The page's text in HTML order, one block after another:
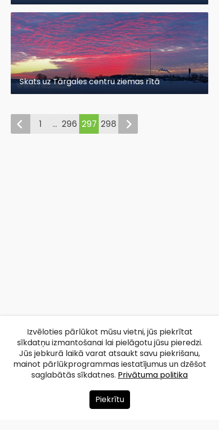
Skats uz Tārgales centru ziemas rītā
1 ... 296 297 298
Par mums
Izvēloties pārlūkot mūsu vietni, jūs piekrītat
sīkdatņu izmantošanai lai pielāgotu jūsu pieredzi.
Jūs jebkurā laikā varat atsaukt savu piekrišanu,
mainot pārlūkprogrammas iestatījumus un dzēšot
saglabātās sīkdatnes. Privātuma politika
Piekrītu